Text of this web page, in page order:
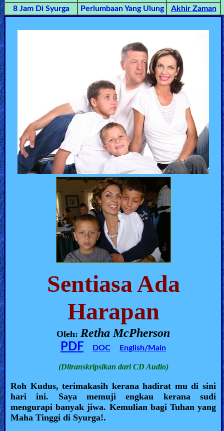
Videos
🎞
Videos
🎞
Kids
Worship
Believers
Heaven
Hell
8 Jam Di Syurga Perlumbaan Yang Ulung Akhir Zaman
Sentiasa Ada
Harapan
Oleh: Retha McPherson
PDF DOC English/Main
(Ditranskripsikan dari CD Audio)
Roh Kudus, terimakasih kerana hadirat mu di sini
hari ini. Saya memuji engkau kerana sudi
mengurapi banyak jiwa. Kemulian bagi Tuhan yang
Maha Tinggi di Syurga!.